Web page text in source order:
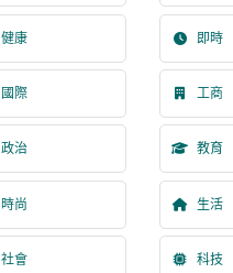
健康 即時
國際 工商
政治 教育
時尚 生活
社會 科技